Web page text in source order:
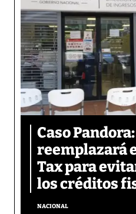
Caso
reemplazará
Tax para
los créditos
NACIONAL